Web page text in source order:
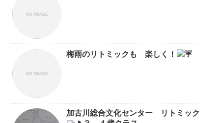
梅雨のリトミックも 楽しく！
加古川総合文化センター リトミック